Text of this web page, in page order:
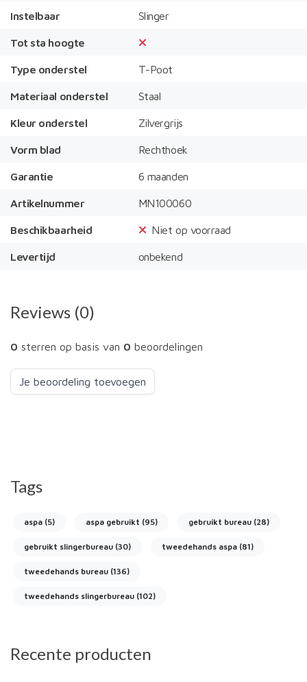
Instelbaar Slinger
Tot sta hoogte
Type onderstel T-Poot
Materiaal onderstel Staal
Kleur onderstel Zilvergrijs
Vorm blad Rechthoek
Garantie 6 maanden
Artikelnummer MN100060
Beschikbaarheid Niet op voorraad
Levertijd onbekend
Reviews (0)
0 sterren op basis van 0 beoordelingen
Je beoordeling toevoegen
Tags
aspa (5) aspa gebruikt (95) gebruikt bureau (28)
gebruikt slingerbureau (30) tweedehands aspa (81)
tweedehands bureau (136)
tweedehands slingerbureau (102)
Recente producten